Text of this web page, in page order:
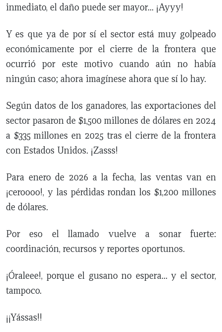
inmediato, el daño puede ser mayor… ¡Ayyy!
Y es que ya de por sí el sector está muy golpeado
económicamente por el cierre de la frontera que
ocurrió por este motivo cuando aún no había
ningún caso; ahora imagínese ahora que sí lo hay.
Según datos de los ganadores, las exportaciones del
sector pasaron de $1,500 millones de dólares en 2024
a $335 millones en 2025 tras el cierre de la frontera
con Estados Unidos. ¡Zasss!
Para enero de 2026 a la fecha, las ventas van en
¡ceroooo!, y las pérdidas rondan los $1,200 millones
de dólares.
Por eso el llamado vuelve a sonar fuerte:
coordinación, recursos y reportes oportunos.
¡Óraleee!, porque el gusano no espera… y el sector,
tampoco.
¡¡Yássas!!